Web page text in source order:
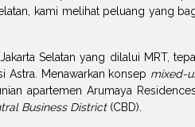
kami melihat peluang yang
Selatan yang dilalui MRT,
Astra. Menawarkan konsep mixed-
apartemen Arumaya
Business District(CBD).